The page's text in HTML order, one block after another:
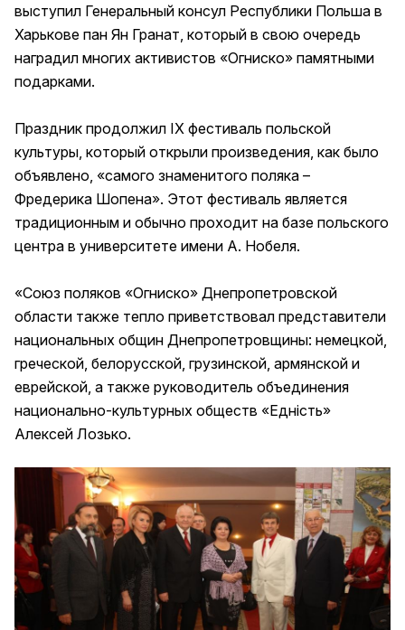
выступил Генеральный консул Республики Польша в
Харькове пан Ян Гранат, который в свою очередь
наградил многих активистов «Огниско» памятными
подарками.
Праздник продолжил IX фестиваль польской
культуры, который открыли произведения, как было
объявлено, «самого знаменитого поляка –
Фредерика Шопена». Этот фестиваль является
традиционным и обычно проходит на базе польского
центра в университете имени А. Нобеля.
«Союз поляков «Огниско» Днепропетровской
области также тепло приветствовал представители
национальных общин Днепропетровщины: немецкой,
греческой, белорусской, грузинской, армянской и
еврейской, а также руководитель объединения
национально-культурных обществ «Едність»
Алексей Лозько.